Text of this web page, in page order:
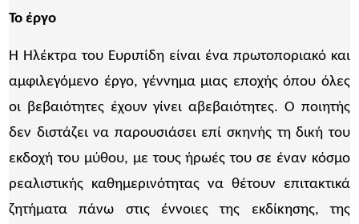
Το έργο
Η Ηλέκτρα του Ευριπίδη είναι ένα πρωτοποριακό και
αμφιλεγόμενο έργο, γέννημα μιας εποχής όπου όλες
οι βεβαιότητες έχουν γίνει αβεβαιότητες. Ο ποιητής
δεν διστάζει να παρουσιάσει επί σκηνής τη δική του
εκδοχή του μύθου, με τους ήρωές του σε έναν κόσμο
ρεαλιστικής καθημερινότητας να θέτουν επιτακτικά
ζητήματα πάνω στις έννοιες της εκδίκησης, της